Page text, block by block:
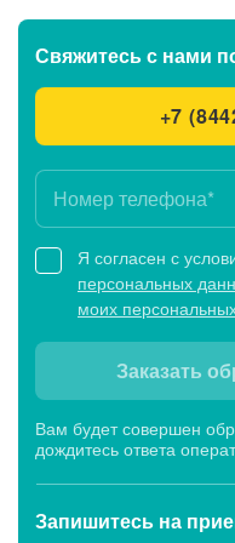
Свяжитесь с нами
+7
Я согласен с
персональных
моих
Заказать
Вам будет совершен
дождитесь ответа
Запишитесь на